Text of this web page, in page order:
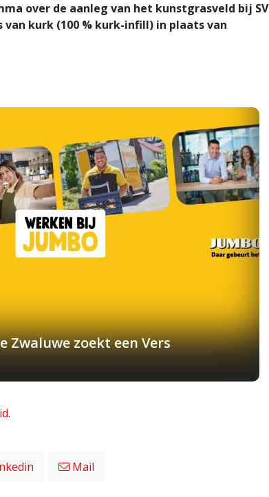
over de aanleg van het kunstgrasveld bij SV
kurk (100 % kurk-infill) in plaats van
Zwaluwe zoekt een Vers
.
Mail